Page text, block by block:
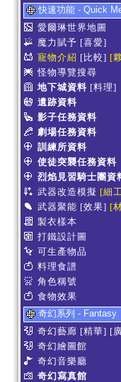
快速功能 - Quick
愛爾琳世界地圖
魔力賦予 [喜愛]
寵物介紹 [比較] [
怪物導覽搜尋
地下城資料 [料理]
遺跡資料
影子任務資料
劇場任務資料
訓練所資料
使徒突襲任務資料
烈焰見習騎士團資
武器改造模擬 [細
武器聚能 [效果] [
製衣樣本
打鐵設計圖
可生產物品
料理食譜
角色稱號
食物效果
奇幻系列 - Fantasy
奇幻藝廊 [精華] [
奇幻繪圖館
奇幻音樂廳
奇幻寫真館